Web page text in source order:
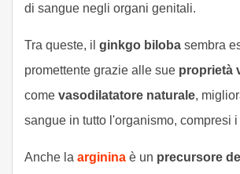
di sangue negli organi genitali.
Tra queste, il ginkgo biloba sembra
promettente grazie alle sue proprietà
come vasodilatatore naturale,
sangue in tutto l'organismo, compresi
Anche la arginina è un precursore